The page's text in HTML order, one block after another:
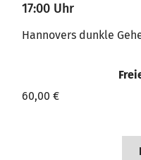
17:00 Uhr
Hannovers dunkle
60,00 €